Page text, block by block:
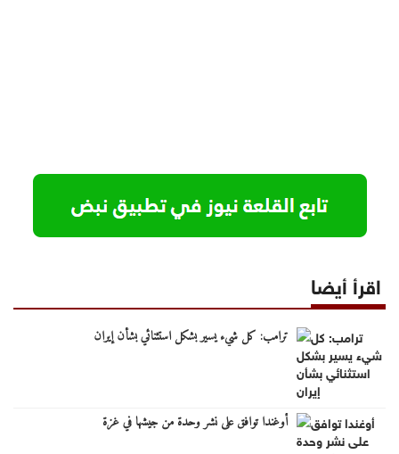
اقرأ أيضا
ترامب: كل شيء يسير بشكل استثنائي بشأن إيران
أوغندا توافق على نشر وحدة من جيشها في غزة